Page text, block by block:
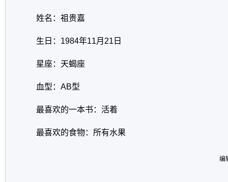
姓名：祖贵嘉
生日： 1984年11月 21 日
星座：天蝎座
血型： AB型
最喜欢的一本书：活着
最喜欢的食物：所有水果
编